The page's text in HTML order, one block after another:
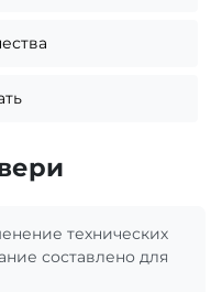
технических
составлено для